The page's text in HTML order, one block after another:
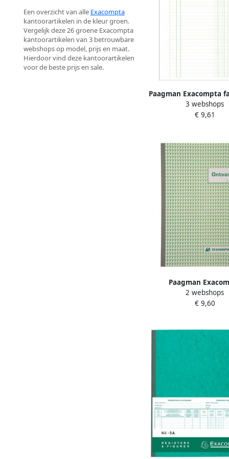
Een overzicht van alle Exacompta
kantoorartikelen in de kleur groen.
Vergelijk deze 26 groene Exacompta
kantoorartikelen van 3 betrouwbare
webshops op model, prijs en maat.
Hierdoor vind deze kantoorartikelen
voor de beste prijs en sale.
Paagman Exacompta
29 7 x 21 cm dupli
3 webshops
€ 9,61
Paagman
ontvangsten ft 29 7
Nederlandstalig dupli
2 webshops
€ 9,60